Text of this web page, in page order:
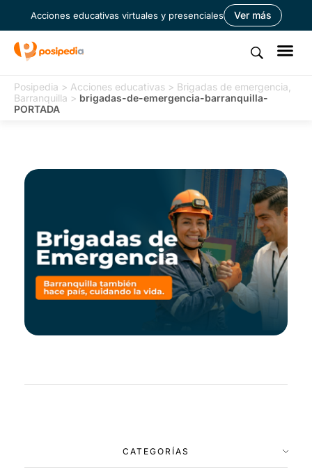
Acciones educativas virtuales y presenciales Ver más
Posipedia > Acciones educativas > Brigadas de emergencia,
Barranquilla > brigadas-de-emergencia-barranquilla-
PORTADA
CATEGORÍAS